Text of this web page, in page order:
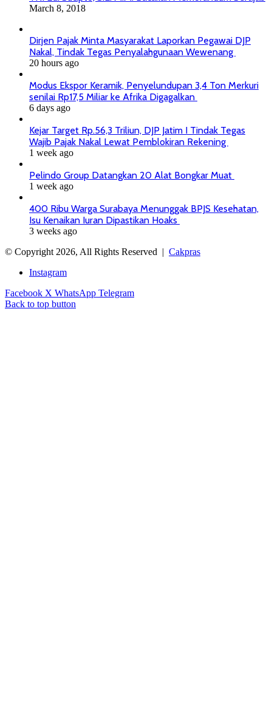
March 8, 2018
Dirjen Pajak Minta Masyarakat Laporkan Pegawai DJP
Nakal, Tindak Tegas Penyalahgunaan Wewenang
20 hours ago
Modus Ekspor Keramik, Penyelundupan 3,4 Ton Merkuri
senilai Rp17,5 Miliar ke Afrika Digagalkan
6 days ago
Kejar Target Rp.56,3 Triliun, DJP Jatim I Tindak Tegas
Wajib Pajak Nakal Lewat Pemblokiran Rekening
1 week ago
Pelindo Group Datangkan 20 Alat Bongkar Muat
1 week ago
400 Ribu Warga Surabaya Menunggak BPJS Kesehatan,
Isu Kenaikan Iuran Dipastikan Hoaks
3 weeks ago
© Copyright 2026, All Rights Reserved | Cakpras
Instagram
Facebook X WhatsApp Telegram
Back to top button